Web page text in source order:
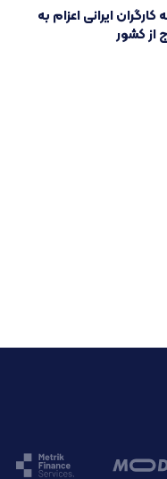
کارگران ایرانی اعزام به
از کشور